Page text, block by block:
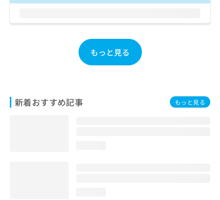
もっと見る
新着おすすめ記事 もっと見る
お
い